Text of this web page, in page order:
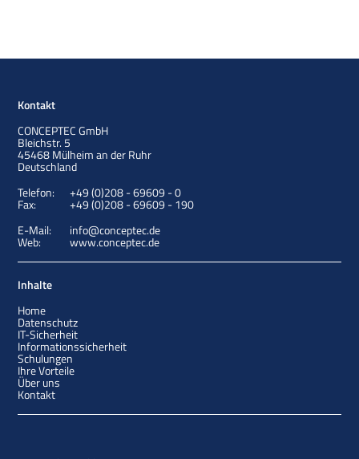
Kontakt
CONCEPTEC GmbH
Bleichstr. 5
45468Mülheim an der Ruhr
Deutschland
Telefon:
+49 (0)208 - 69609 - 0
Fax:
+49 (0)208 - 69609 - 190
E-Mail:
info@conceptec.de
Web: www.conceptec.de
Inhalte
Home
Datenschutz
IT-Sicherheit
Informationssicherheit
Schulungen
Ihre Vorteile
Über uns
Kontakt